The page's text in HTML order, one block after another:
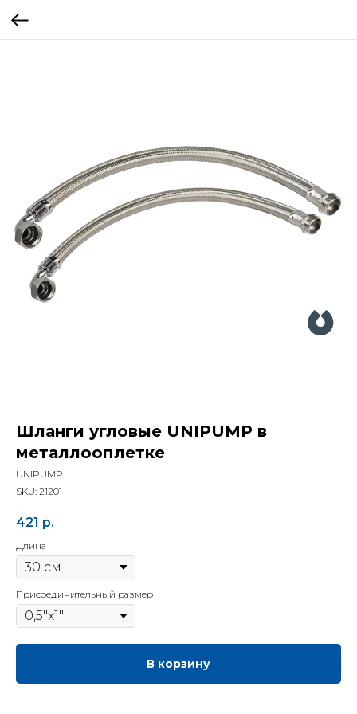
Шланги угловые UNIPUMP в
металлооплетке
UNIPUMP
SKU: 21201
421 р.
Длина
Присоединительный размер
В корзину